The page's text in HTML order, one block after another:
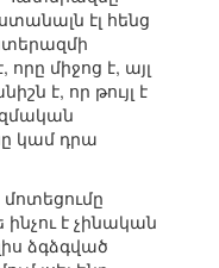
էլ հենց
միջոց է, այլ
է, որ թույլ է
կամ դրա
է չինական
ձգձգված